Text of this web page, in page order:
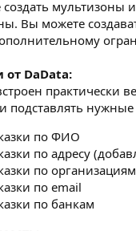
мультизоны
Вы можете
от DaData:
практически
подставлять
по ФИО
по адресу
по
по email
по банкам